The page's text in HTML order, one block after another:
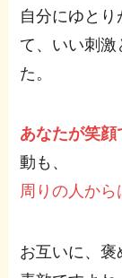
自分にゆとり
て、いい刺激
た。
あなたが笑顔
動も、
周りの人から
お互いに、褒